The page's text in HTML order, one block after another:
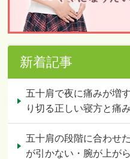
新着記事
五十肩で夜に痛みが増
り切る正しい寝方と痛
五十肩の段階に合わせ
が引かない・腕が上が